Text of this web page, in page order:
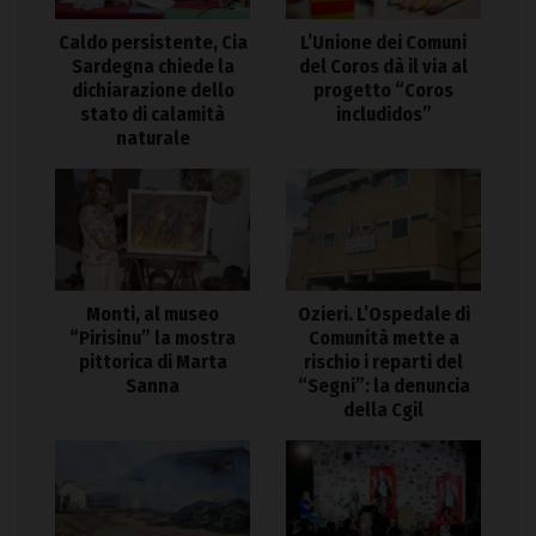
Caldo persistente, Cia
Sardegna chiede la
dichiarazione dello
stato di calamità
naturale
L’Unione dei Comuni
del Coros dà il via al
progetto “Coros
includidos”
Monti, al museo
“Pirisinu” la mostra
pittorica di Marta
Sanna
Ozieri. L’Ospedale di
Comunità mette a
rischio i reparti del
“Segni”: la denuncia
della Cgil